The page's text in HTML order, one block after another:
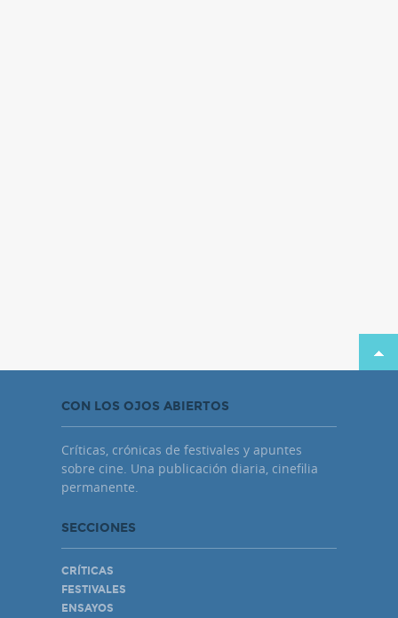
CON LOS OJOS ABIERTOS
Críticas, crónicas de festivales y apuntes
sobre cine. Una publicación diaria, cinefilia
permanente.
SECCIONES
CRÍTICAS
FESTIVALES
ENSAYOS